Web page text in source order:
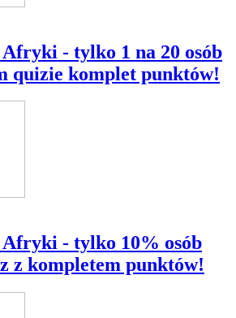
- tylko 1 na 20 osób
quizie komplet punktów!
Afryki - tylko 10% osób
z kompletem punktów!